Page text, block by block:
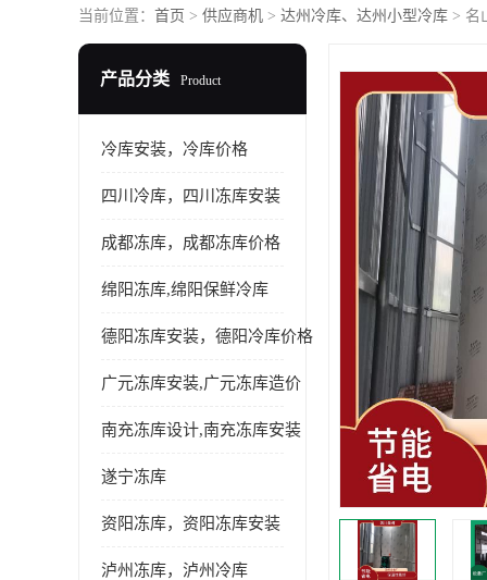
当前位置： 首页 > 供应商机 > 达州冷库、达州小型冷库 > 名
产品分类 Product
冷库安装，冷库价格
四川冷库，四川冻库安装
成都冻库，成都冻库价格
绵阳冻库,绵阳保鲜冷库
德阳冻库安装，德阳冷库价格
广元冻库安装,广元冻库造价
南充冻库设计,南充冻库安装
遂宁冻库
资阳冻库，资阳冻库安装
泸州冻库，泸州冷库